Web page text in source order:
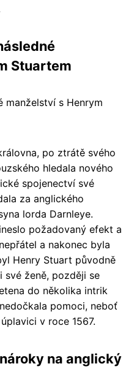
Stuartem
manželství s Henrym
po ztrátě svého
hledala nového
spojenectví své
za anglického
lorda Darnleye.
požadovaný efekt a
a nakonec byla
Henry Stuart původně
ženě, později se
do několika intrik
pomoci, neboť
v roce 1567.
na anglický